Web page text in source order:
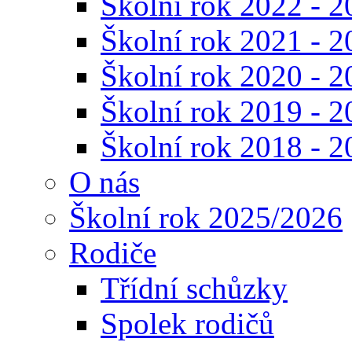
Školní rok 2021 -
Školní rok 2020 -
Školní rok 2019 -
Školní rok 2018 -
O nás
Školní rok 2025/2026
Rodiče
Třídní schůzky
Spolek rodičů